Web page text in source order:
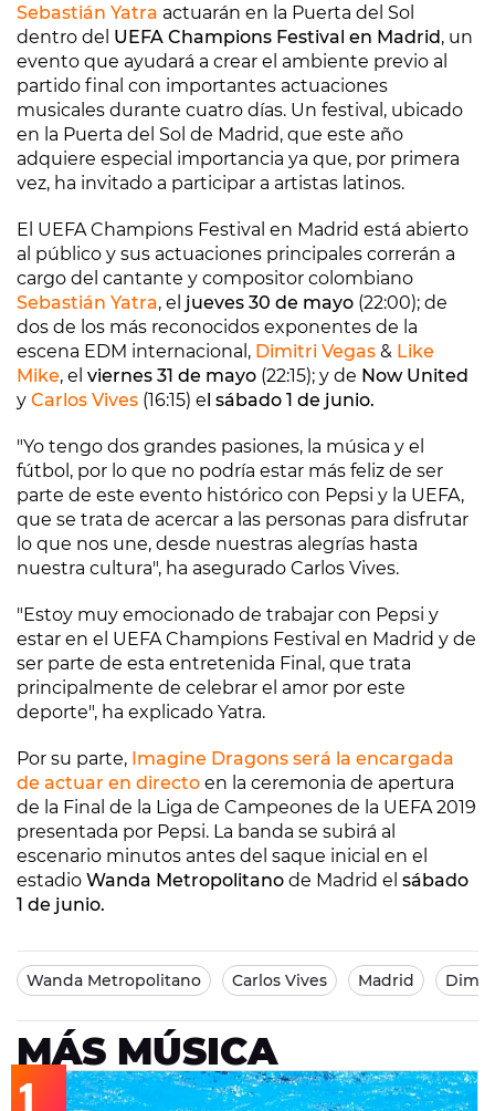
Sebastián Yatra actuarán en la Puerta del Sol
dentro del UEFA Champions Festival en Madrid, un
evento que ayudará a crear el ambiente previo al
partido final con importantes actuaciones
musicales durante cuatro días. Un festival, ubicado
en la Puerta del Sol de Madrid, que este año
adquiere especial importancia ya que, por primera
vez, ha invitado a participar a artistas latinos.
El UEFA Champions Festival en Madrid está abierto
al público y sus actuaciones principales correrán a
cargo del cantante y compositor colombiano
Sebastián Yatra, el jueves 30 de mayo (22:00); de
dos de los más reconocidos exponentes de la
escena EDM internacional, Dimitri Vegas & Like
Mike, el viernes 31 de mayo (22:15); y de Now United
y Carlos Vives (16:15) el sábado 1 de junio.
"Yo tengo dos grandes pasiones, la música y el
fútbol, por lo que no podría estar más feliz de ser
parte de este evento histórico con Pepsi y la UEFA,
que se trata de acercar a las personas para disfrutar
lo que nos une, desde nuestras alegrías hasta
nuestra cultura", ha asegurado Carlos Vives.
"Estoy muy emocionado de trabajar con Pepsi y
estar en el UEFA Champions Festival en Madrid y de
ser parte de esta entretenida Final, que trata
principalmente de celebrar el amor por este
deporte", ha explicado Yatra.
Por su parte, Imagine Dragons será la encargada
de actuar en directo en la ceremonia de apertura
de la Final de la Liga de Campeones de la UEFA 2019
presentada por Pepsi. La banda se subirá al
escenario minutos antes del saque inicial en el
estadio Wanda Metropolitano de Madrid el sábado
1 de junio.
Wanda Metropolitano Carlos Vives Madrid
MÁS MÚSICA